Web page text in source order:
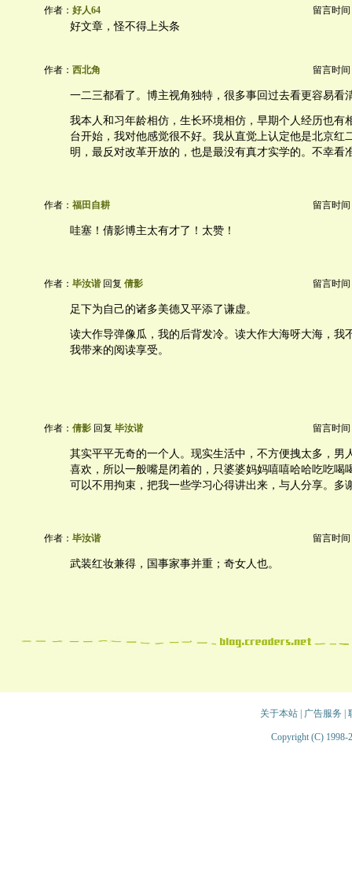
作者： 好人64 留言时间
好文章，怪不得上头条
作者： 西北角 留言时间
一二三都看了。博主视角独特，很多事回过去看更容易看
我本人和习年龄相仿，生长环境相仿，早期个人经历也有
台开始，我对他感觉很不好。我从直觉上认定他是北京红
明，最反对改革开放的，也是最没有真才实学的。不幸看
作者： 福田自耕 留言时间
哇塞！倩影博主太有才了！太赞！
作者： 毕汝谐回复 倩影 留言时间
足下为自己的诸多美德又平添了谦虚。
读大作导弹像瓜，我的后背发冷。读大作大海呀大海，我
我带来的阅读享受。
作者： 倩影 回复 毕汝谐 留言时间
其实平平无奇的一个人。现实生活中，不方便拽太多，男
喜欢，所以一般嘴是闭着的，只婆婆妈妈嘻嘻哈哈吃吃喝
可以不用拘束，把我一些学习心得讲出来，与人分享。多
作者： 毕汝谐 留言时间
武装红妆兼得，国事家事并重；奇女人也。
关于本站| 广告服务
Copyright (C) 1998-